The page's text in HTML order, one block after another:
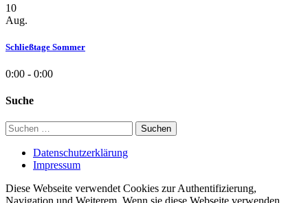
10
Aug.
Schließtage Sommer
0:00 - 0:00
Suche
Suchen
nach:
Datenschutzerklärung
Impressum
Diese Webseite verwendet Cookies zur Authentifizierung,